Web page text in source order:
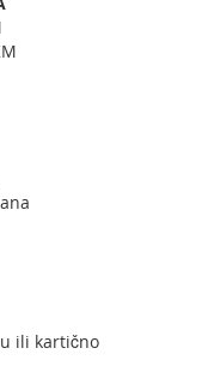
ili kartično